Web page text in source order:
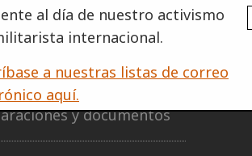
al día de nuestro activismo
internacional.
a nuestras listas de correo
aquí.
Informe anual
Cómo nos financiamos
y documentos